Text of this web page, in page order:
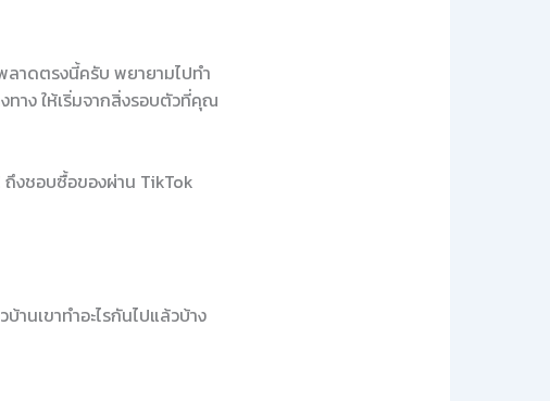
าดตรงนี้ครับ พยายามไปทำ
ทาง ให้เริ่มจากสิ่งรอบตัวที่คุณ
ถึงชอบซื้อของผ่าน TikTok
บ้านเขาทำอะไรกันไปแล้วบ้าง